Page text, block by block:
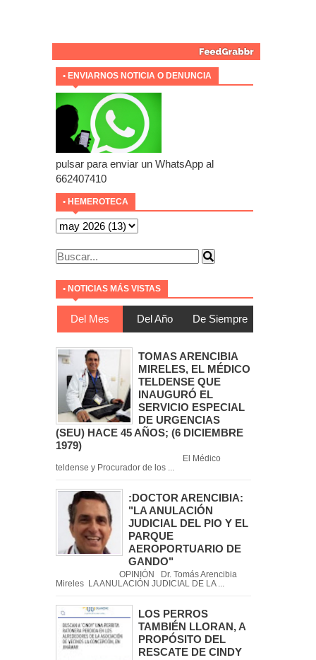
• ENVIARNOS NOTICIA O DENUNCIA
pulsar para enviar un WhatsApp al
662407410
• HEMEROTECA
• NOTICIAS MÁS VISTAS
Del Mes Del Año De Siempre
TOMAS ARENCIBIA
MIRELES, EL MÉDICO
TELDENSE QUE
INAUGURÓ EL
SERVICIO ESPECIAL
DE URGENCIAS
(SEU) HACE 45 AÑOS; (6 DICIEMBRE
1979)
El Médico
teldense y Procurador de los ...
:DOCTOR ARENCIBIA:
"LA ANULACIÓN
JUDICIAL DEL PIO Y EL
PARQUE
AEROPORTUARIO DE
GANDO"
OPINIÓN Dr. Tomás Arencibia
Mireles LA ANULACIÓN JUDICIAL DE LA ...
LOS PERROS
TAMBIÉN LLORAN, A
PROPÓSITO DEL
RESCATE DE CINDY